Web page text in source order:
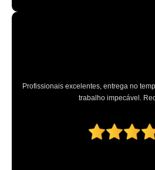
Profissionais excelentes, entrega no
trabalho impecável.